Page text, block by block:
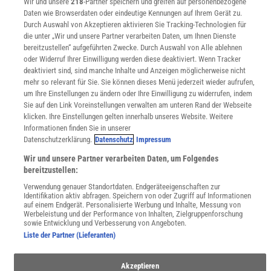
Lexika
Für Spektrum schreiben
Zugänglichkeitserklärung
WEBSEITEN
KielSCN
Wissenschaft in die Schulen
SciLogs
Uns finden Sie auch hier:
Daten wie Browserdaten oder eindeutige Kennungen auf Ihrem Gerät zu.
Durch Auswahl von Akzeptieren aktivieren Sie Tracking-Technologien für
die unter „Wir und unsere Partner verarbeiten Daten, um Ihnen Dienste
bereitzustellen“ aufgeführten Zwecke. Durch Auswahl von Alle ablehnen
oder Widerruf Ihrer Einwilligung werden diese deaktiviert. Wenn Tracker
deaktiviert sind, sind manche Inhalte und Anzeigen möglicherweise nicht
mehr so relevant für Sie. Sie können dieses Menü jederzeit wieder aufrufen,
um Ihre Einstellungen zu ändern oder Ihre Einwilligung zu widerrufen, indem
Sie auf den Link Voreinstellungen verwalten am unteren Rand der Webseite
klicken. Ihre Einstellungen gelten innerhalb unseres Website. Weitere
Informationen finden Sie in unserer
Datenschutzerklärung. Datenschutz Impressum
Wir und unsere Partner verarbeiten Daten, um Folgendes
bereitzustellen:
Verwendung genauer Standortdaten. Endgeräteeigenschaften zur
Identifikation aktiv abfragen. Speichern von oder Zugriff auf Informationen
auf einem Endgerät. Personalisierte Werbung und Inhalte, Messung von
Werbeleistung und der Performance von Inhalten, Zielgruppenforschung
sowie Entwicklung und Verbesserung von Angeboten.
Liste der Partner (Lieferanten)
Akzeptieren